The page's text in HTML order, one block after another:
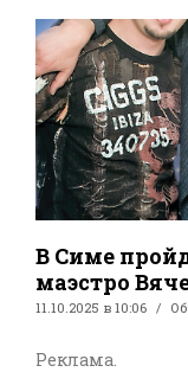
В Симе
маэстро
11.10.2025 в 10:06
Реклама.